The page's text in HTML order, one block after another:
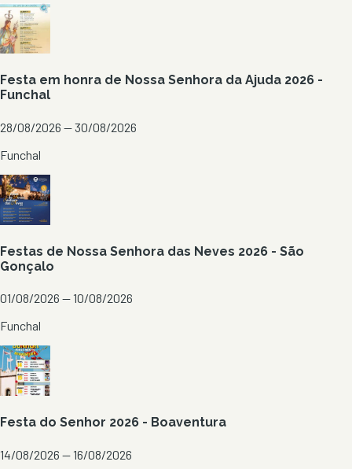
Festa em honra de Nossa Senhora da Ajuda 2026 -
Funchal
28/08/2026 — 30/08/2026
Funchal
Festas de Nossa Senhora das Neves 2026 - São
Gonçalo
01/08/2026 — 10/08/2026
Funchal
Festa do Senhor 2026 - Boaventura
14/08/2026 — 16/08/2026